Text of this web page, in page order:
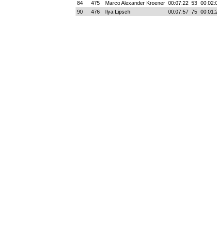
84
475 Marco Alexander Kroener 00:07:22 53
90
476 Ilya Lipsch 00:07:57 75